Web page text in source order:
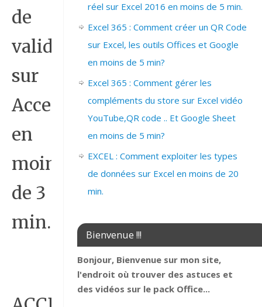
de
validation
sur
Access
en
moins
de 3
min.
réel sur Excel 2016 en moins de 5 min.
Excel 365 : Comment créer un QR Code
sur Excel, les outils Offices et Google
en moins de 5 min?
Excel 365 : Comment gérer les
compléments du store sur Excel vidéo
YouTube,QR code .. Et Google Sheet
en moins de 5 min?
EXCEL : Comment exploiter les types
de données sur Excel en moins de 20
min.
Bienvenue !!!
Bonjour, Bienvenue sur mon site,
l'endroit où trouver des astuces et
des vidéos sur le pack Office...